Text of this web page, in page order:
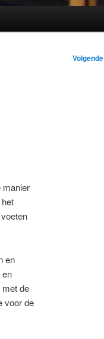
Volgende
manier
en
de
voor de